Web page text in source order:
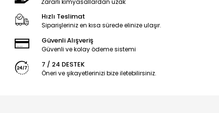
Zararlı kimyasallardan uzak
Hızlı Teslimat
Siparişleriniz en kısa sürede elinize ulaşır.
Güvenli Alışveriş
Güvenli ve kolay ödeme sistemi
7 / 24 DESTEK
Öneri ve şikayetlerinizi bize iletebilirsiniz.